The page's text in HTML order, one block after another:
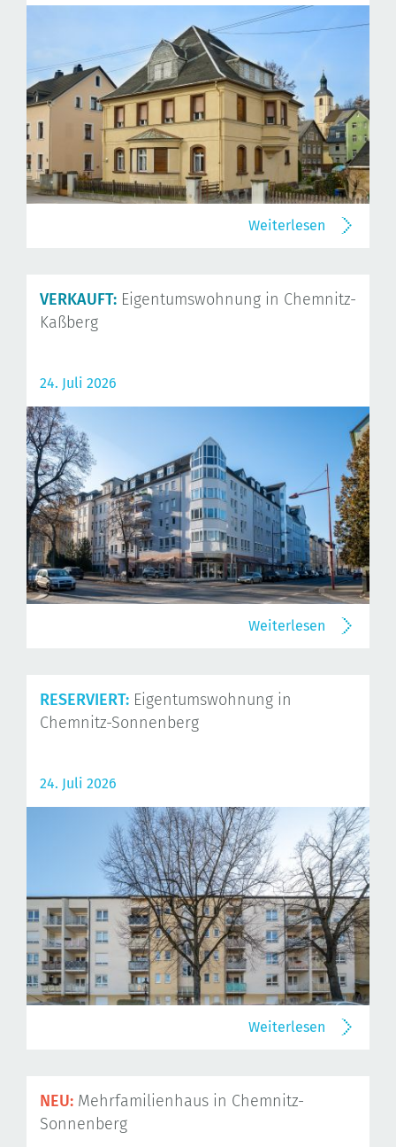
Weiterlesen
VERKAUFT: Eigentumswohnung in Chemnitz-
Kaßberg
24. Juli 2026
Weiterlesen
RESERVIERT: Eigentumswohnung in
Chemnitz-Sonnenberg
24. Juli 2026
Weiterlesen
NEU: Mehrfamilienhaus in Chemnitz-
Sonnenberg